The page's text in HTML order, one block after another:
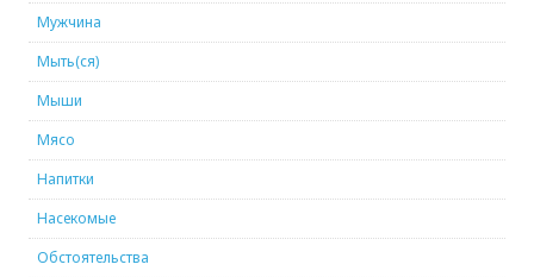
Мужчина
Мыть(ся)
Мыши
Мясо
Напитки
Насекомые
Обстоятельства